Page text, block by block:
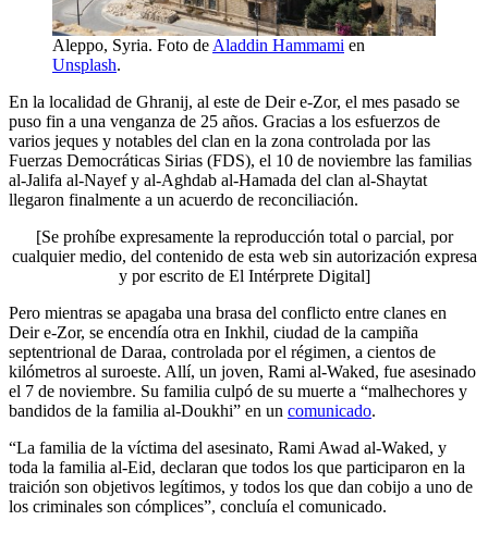
Aleppo, Syria. Foto de Aladdin Hammami en
Unsplash.
En la localidad de Ghranij, al este de Deir e-Zor, el mes pasado se
puso fin a una venganza de 25 años. Gracias a los esfuerzos de
varios jeques y notables del clan en la zona controlada por las
Fuerzas Democráticas Sirias (FDS), el 10 de noviembre las familias
al-Jalifa al-Nayef y al-Aghdab al-Hamada del clan al-Shaytat
llegaron finalmente a un acuerdo de reconciliación.
[Se prohíbe expresamente la reproducción total o parcial, por
cualquier medio, del contenido de esta web sin autorización expresa
y por escrito de El Intérprete Digital]
Pero mientras se apagaba una brasa del conflicto entre clanes en
Deir e-Zor, se encendía otra en Inkhil, ciudad de la campiña
septentrional de Daraa, controlada por el régimen, a cientos de
kilómetros al suroeste. Allí, un joven, Rami al-Waked, fue asesinado
el 7 de noviembre. Su familia culpó de su muerte a “malhechores y
bandidos de la familia al-Doukhi” en un comunicado.
“La familia de la víctima del asesinato, Rami Awad al-Waked, y
toda la familia al-Eid, declaran que todos los que participaron en la
traición son objetivos legítimos, y todos los que dan cobijo a uno de
los criminales son cómplices”, concluía el comunicado.